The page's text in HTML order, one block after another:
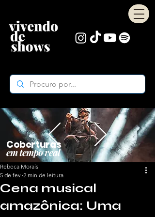
Coberturas
em tempo real
Cena musical
amazônica: Uma
Rebeca Morais
5 de fev. 2 min de leitura